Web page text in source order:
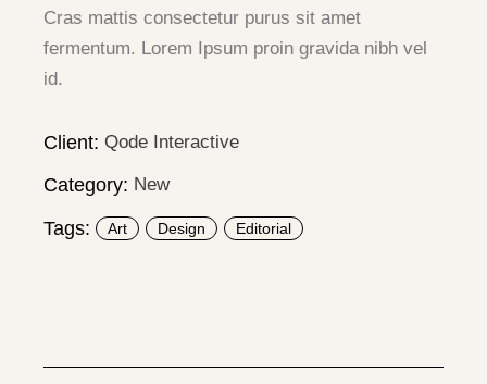
Cras mattis consectetur purus sit amet
fermentum. Lorem Ipsum proin gravida nibh vel
id.
Client: Qode Interactive
Category: New
Tags: Art Design Editorial